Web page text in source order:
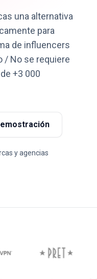
una alternativa
para
de influencers
/ No se requiere
+3 000
y agencias